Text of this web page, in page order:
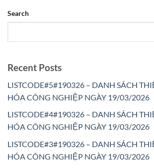
Search
Recent Posts
LISTCODE#5#190326 – DANH SÁCH
HÓA CÔNG NGHIỆP NGÀY 19/03/2026
LISTCODE#4#190326 – DANH SÁCH
HÓA CÔNG NGHIỆP NGÀY 19/03/2026
LISTCODE#3#190326 – DANH SÁCH
HÓA CÔNG NGHIỆP NGÀY 19/03/2026